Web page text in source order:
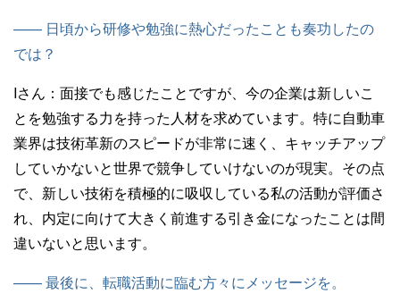
—— 日頃から研修や勉強に熱心だったことも奏功したの
では？
Iさん： 面接でも感じたことですが、今の企業は新しいこ
とを勉強する力を持った人材を求めています。特に自動車
業界は技術革新のスピードが非常に速く、キャッチアップ
していかないと世界で競争していけないのが現実。その点
で、新しい技術を積極的に吸収している私の活動が評価さ
れ、内定に向けて大きく前進する引き金になったことは間
違いないと思います。
—— 最後に、転職活動に臨む方々にメッセージを。